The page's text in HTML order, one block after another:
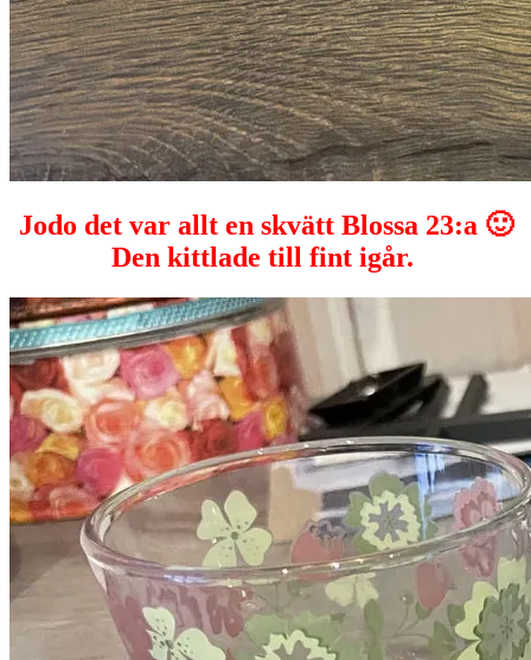
Jodo det var allt en skvätt Blossa 23:a 🙂
Den kittlade till fint igår.